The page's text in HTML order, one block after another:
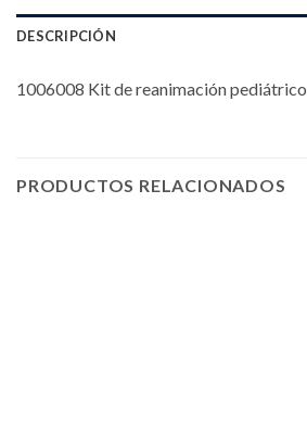
DESCRIPCIÓN
1006008 Kit de reanimación pediátrico
PRODUCTOS RELACIONADOS